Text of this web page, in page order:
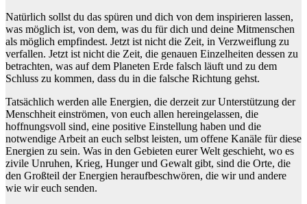
Natürlich sollst du das spüren und dich von dem inspirieren lassen,
was möglich ist, von dem, was du für dich und deine Mitmenschen
als möglich empfindest. Jetzt ist nicht die Zeit, in Verzweiflung zu
verfallen. Jetzt ist nicht die Zeit, die genauen Einzelheiten dessen zu
betrachten, was auf dem Planeten Erde falsch läuft und zu dem
Schluss zu kommen, dass du in die falsche Richtung gehst.
Tatsächlich werden alle Energien, die derzeit zur Unterstützung der
Menschheit einströmen, von euch allen hereingelassen, die
hoffnungsvoll sind, eine positive Einstellung haben und die
notwendige Arbeit an euch selbst leisten, um offene Kanäle für diese
Energien zu sein. Was in den Gebieten eurer Welt geschieht, wo es
zivile Unruhen, Krieg, Hunger und Gewalt gibt, sind die Orte, die
den Großteil der Energien heraufbeschwören, die wir und andere
wie wir euch senden.